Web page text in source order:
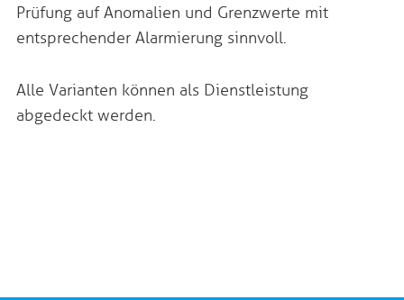
Prüfung auf Anomalien und Grenzwerte mit
entsprechender Alarmierung sinnvoll.
Alle Varianten können als Dienstleistung
abgedeckt werden.